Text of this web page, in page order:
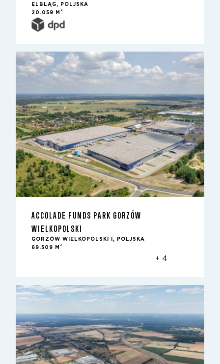
ELBLĄG, POLJSKA
20.059 M
2
ACCOLADE FUNDS PARK GORZÓW
WIELKOPOLSKI
GORZÓW WIELKOPOLSKI I, POLJSKA
69.509 M
2
+ 4